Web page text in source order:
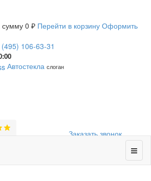
сумму 0 ₽ Перейти в корзину Оформить
(495) 106-63-31
Заказать звонок
Автостекла слоган